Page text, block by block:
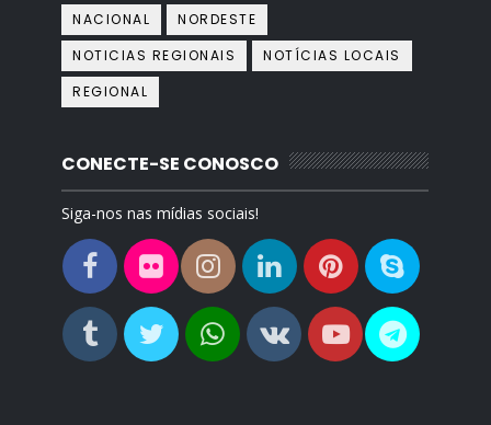
NACIONAL
NORDESTE
NOTICIAS REGIONAIS
NOTÍCIAS LOCAIS
REGIONAL
CONECTE-SE CONOSCO
Siga-nos nas mídias sociais!